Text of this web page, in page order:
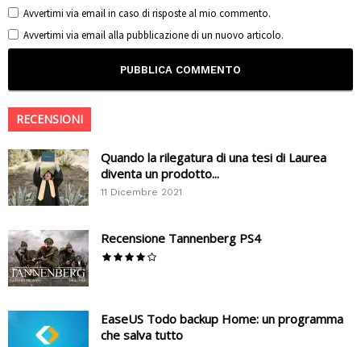
Avvertimi via email in caso di risposte al mio commento.
Avvertimi via email alla pubblicazione di un nuovo articolo.
RECENSIONI
Quando la rilegatura di una tesi di Laurea
diventa un prodotto...
11 Dicembre 2021
Recensione Tannenberg PS4
EaseUS Todo backup Home: un programma
che salva tutto